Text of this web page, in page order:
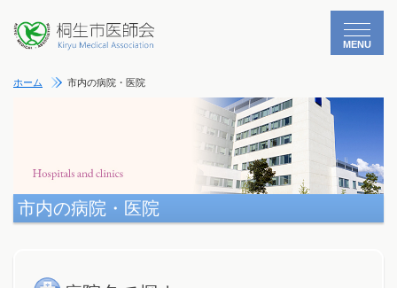
MENU
ホーム 市内の病院・医院
市内の病院・医院